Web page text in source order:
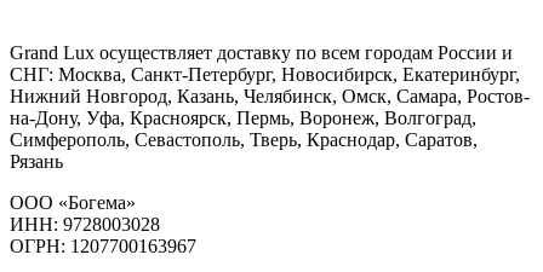
Grand Lux осуществляет доставку по всем городам России и
СНГ: Москва, Санкт-Петербург, Новосибирск, Екатеринбург,
Нижний Новгород, Казань, Челябинск, Омск, Самара, Ростов-
на-Дону, Уфа, Красноярск, Пермь, Воронеж, Волгоград,
Симферополь, Севастополь, Тверь, Краснодар, Саратов,
Рязань
ООО «Богема»
ИНН: 9728003028
ОГРН: 1207700163967